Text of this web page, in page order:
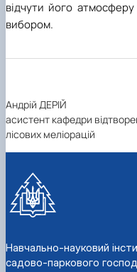
відчути його
вибором.
Андрій ДЕРІЙ
асистент кафедри
лісових меліорацій
Навчально-науковий
садово-паркового